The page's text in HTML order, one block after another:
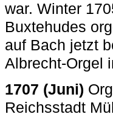
war. Winter
Buxtehudes
auf Bach jetzt
Albrecht-Orgel
1707 (Juni)
Reichsstadt